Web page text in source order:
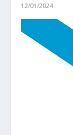
12/01/2024